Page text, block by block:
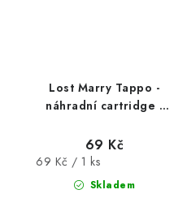
Lost Marry Tappo -
náhradní cartridge -
plody) 17mg
Skladem
69 Kč
Měrná
69 Kč / 1 ks